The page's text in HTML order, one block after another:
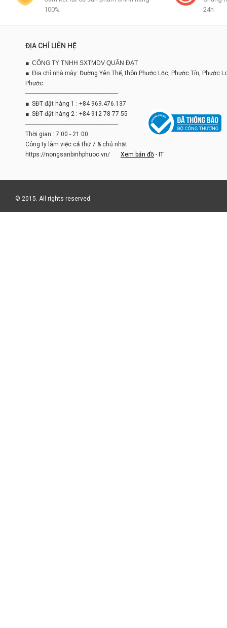
100%
24h
ĐỊA CHỈ LIÊN HỆ
■ CÔNG TY TNHH SXTMDV QUÂN ĐẠT
■ Địa chỉ nhà máy: Đường Yên Thế, thôn Phước Lộc, Phước Tín, Phước
Phước
-------------------------------------------------------------
■ SĐT đặt hàng 1 : +84 969.476.137
■ SĐT đặt hàng 2 : +84 912 78 77 55
-------------------------------------------------------------
Thời gian : 7:00 - 21:00
Công ty làm việc cả thứ 7 & chủ nhật
https://nongsanbinhphuoc.vn/ Xem bản đồ - IT
© 2015. All rights reserved